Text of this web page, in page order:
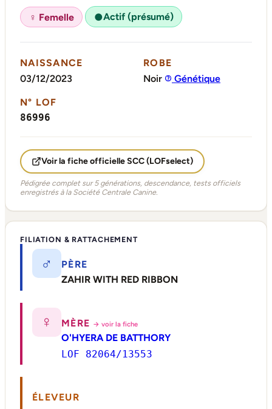
♀ Femelle ●Actif (présumé)
NAISSANCE
03/12/2023
ROBE
Noir
Génétique
N° LOF
86996
Voir la fiche officielle SCC (LOFselect)
Pédigrée complet sur 5 générations, descendance, tests officiels
enregistrés à la Société Centrale Canine.
FILIATION & RATTACHEMENT
♂
PÈRE
ZAHIR WITH RED RIBBON
♀ MÈRE → voir la fiche
O'HYERA DE BATTHORY
LOF 82064/13553
ÉLEVEUR